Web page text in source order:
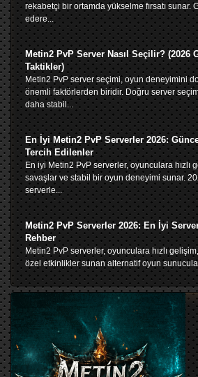
rekabetçi bir ortamda yükselme fırsatı sunar.
edere...
Metin2 PvP Server Nasıl Seçilir? (2026
Taktikler)
Metin2 PvP server seçimi, oyun deneyimini
önemli faktörlerden biridir. Doğru server
daha stabil...
En İyi Metin2 PvP Serverler 2026:
Tercih Edilenler
En iyi Metin2 PvP serverler, oyunculara hızlı
savaşlar ve stabil bir oyun deneyimi sunar.
serverle...
Metin2 PvP Serverler 2026: En İyi
Rehber
Metin2 PvP serverler, oyunculara hızlı
özel etkinlikler sunan alternatif oyun